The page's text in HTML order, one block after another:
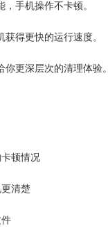
手机操作不卡顿。
得更快的运行速度。
更深层次的清理体验。
顿情况
清楚